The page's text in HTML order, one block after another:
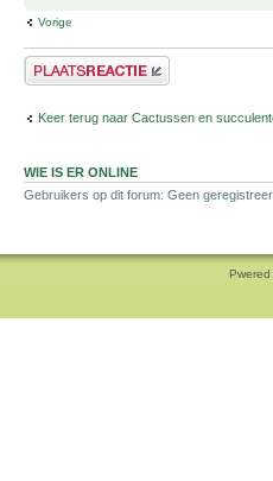
Vorige
Plaats een reactie
Keer terug naar Cactussen en
WIE IS ER ONLINE
Gebruikers op dit forum: Geen